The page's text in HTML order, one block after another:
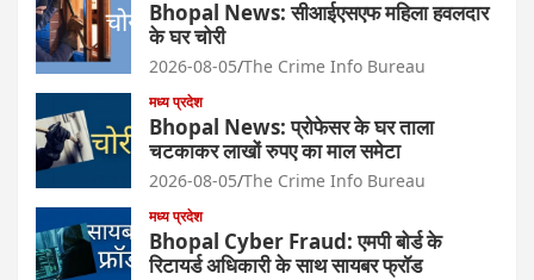
Bhopal News: सीआईएसएफ महिला हवलदार
के घर चोरी
2026-08-05 The Crime Info Bureau
मध्य प्रदेश
Bhopal News: प्रोफेसर के घर ताला
चटकाकर लाखों रुपए का माल समेटा
2026-08-05 The Crime Info Bureau
मध्य प्रदेश
Bhopal Cyber Fraud: एमपी बोर्ड के
रिटायर्ड अधिकारी के साथ सायबर फ्रॉड